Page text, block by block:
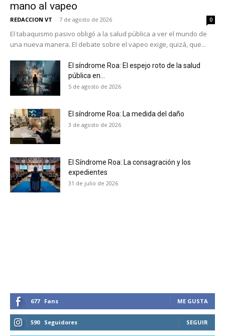
mano al vapeo
REDACCION VT - 7 de agosto de 2026 0
El tabaquismo pasivo obligó a la salud pública a ver el mundo de
una nueva manera. El debate sobre el vapeo exige, quizá, que...
El síndrome Roa: El espejo roto de la salud
pública en...
5 de agosto de 2026
El síndrome Roa: La medida del daño
3 de agosto de 2026
El Síndrome Roa: La consagración y los
expedientes
31 de julio de 2026
677 Fans ME GUSTA
590 Seguidores SEGUIR